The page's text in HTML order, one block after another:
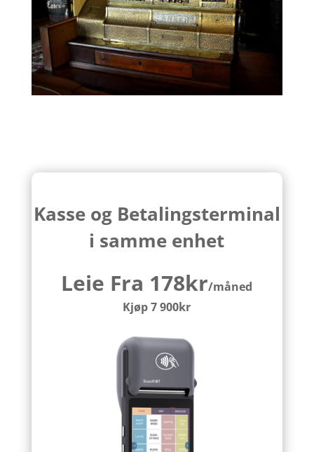
Kasse og Betalingsterminal
i samme enhet
Leie Fra 178kr/måned
Kjøp 7 900kr